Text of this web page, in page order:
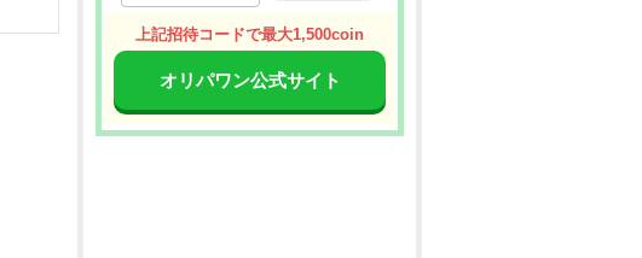
上記招待コードで最大1,500coin
オリパワン公式サイト